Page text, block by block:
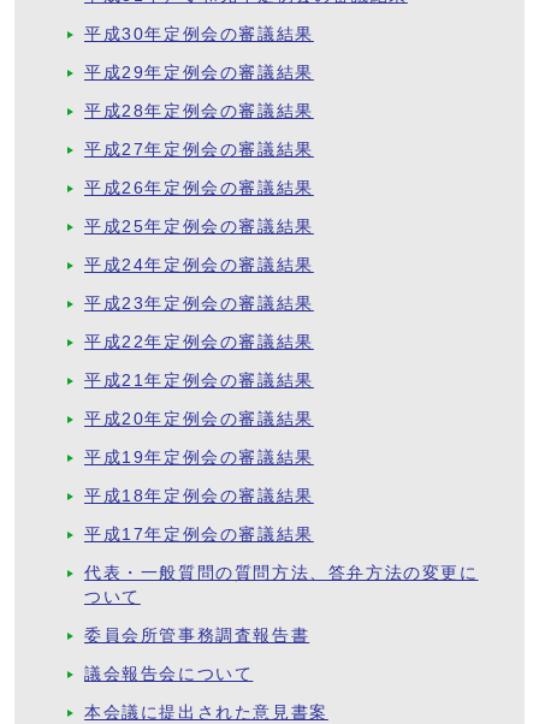
平成30年定例会の審議結果
平成29年定例会の審議結果
平成28年定例会の審議結果
平成27年定例会の審議結果
平成26年定例会の審議結果
平成25年定例会の審議結果
平成24年定例会の審議結果
平成23年定例会の審議結果
平成22年定例会の審議結果
平成21年定例会の審議結果
平成20年定例会の審議結果
平成19年定例会の審議結果
平成18年定例会の審議結果
平成17年定例会の審議結果
代表・一般質問の質問方法、答弁方法の変更に
ついて
委員会所管事務調査報告書
議会報告会について
本会議に提出された意見書案